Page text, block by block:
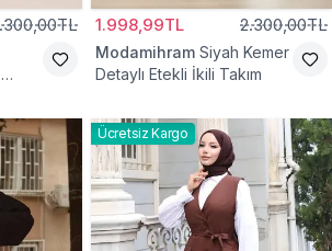
1.998,99TL 2.300,00TL
Modamihram Siyah Kemer
Detaylı Etekli İkili Takım
Ücretsiz Kargo